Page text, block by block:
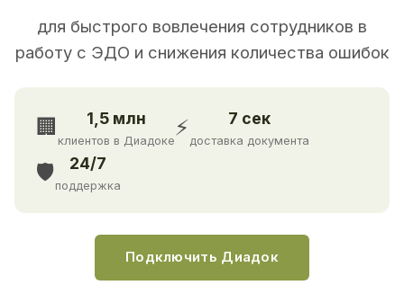
для быстрого вовлечения сотрудников в
работу с ЭДО и снижения количества ошибок
🏢 1,5 млн
клиентов в Диадоке
⚡ 7 сек
доставка документа
🛡️ 24/7
поддержка
Подключить Диадок